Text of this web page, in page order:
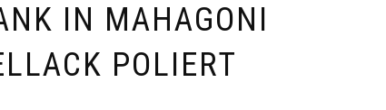
IN MAHAGONI
POLIERT